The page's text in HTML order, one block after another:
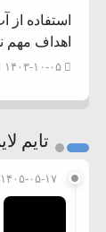
استفاده
اهداف مهم
۱۴۰۳-۱۰-۰۵
تایم
۱۴۰۵-۰۵-۱۷